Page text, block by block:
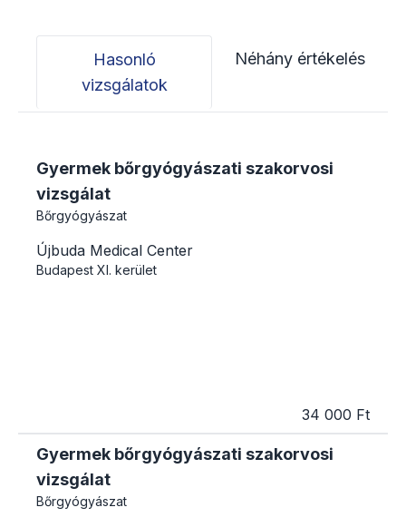
Hasonló
vizsgálatok
Néhány értékelés
Gyermek bőrgyógyászati szakorvosi
vizsgálat
Bőrgyógyászat
Újbuda Medical Center
Budapest XI. kerület
34 000 Ft
Gyermek bőrgyógyászati szakorvosi
vizsgálat
Bőrgyógyászat